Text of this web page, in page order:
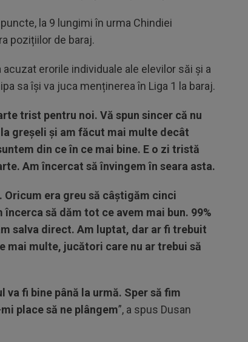
la 9 lungimi în urma Chindiei
pozițiilor de baraj.
acuzat erorile individuale ale elevilor săi și a
sa își va juca menținerea în Liga 1 la baraj.
trist pentru noi. Vă spun sincer că nu
greșeli și am făcut mai multe decât
din ce în ce mai bine. E o zi tristă
Am încercat să învingem în seara asta.
era greu să câștigăm cinci
să dăm tot ce avem mai bun. 99%
salva direct. Am luptat, dar ar fi trebuit
mai multe, jucători care nu ar trebui să
fi bine până la urmă. Sper să fim
place să ne plângem”, a spus Dusan